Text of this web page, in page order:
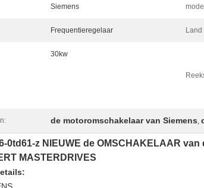
Siemens
Frequentieregelaar
30kw
de motoromschakelaar van Siemens,
0td61-z NIEUWE de OMSCHAKELAAR
MASTERDRIVES